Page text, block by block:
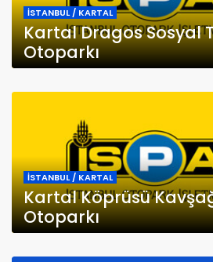
İSTANBUL / KARTAL
Kartal Dragos Sosyal
Otoparkı
İSTANBUL / KARTAL
Kartal Köprüsü
Otoparkı